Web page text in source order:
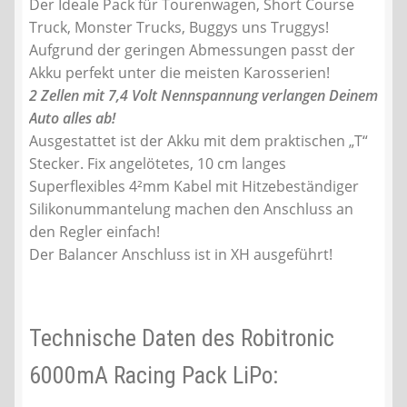
Der Ideale Pack für Tourenwagen, Short Course
Truck, Monster Trucks, Buggys uns Truggys!
Aufgrund der geringen Abmessungen passt der
Akku perfekt unter die meisten Karosserien!
2 Zellen mit 7,4 Volt Nennspannung verlangen Deinem
Auto alles ab!
Ausgestattet ist der Akku mit dem praktischen „T“
Stecker. Fix angelötetes, 10 cm langes
Superflexibles 4²mm Kabel mit Hitzebeständiger
Silikonummantelung machen den Anschluss an
den Regler einfach!
Der Balancer Anschluss ist in XH ausgeführt!
Technische Daten des Robitronic
6000mA Racing Pack LiPo: